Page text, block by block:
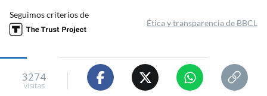
Seguimos criterios de
Ética y transparencia de BBCL
3274
visitas